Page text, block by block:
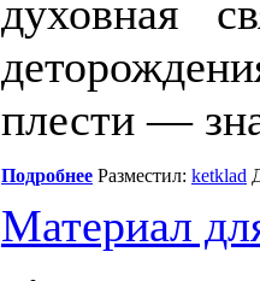
духовная
плести —
Подробнее Разместил: ketklad
Материал